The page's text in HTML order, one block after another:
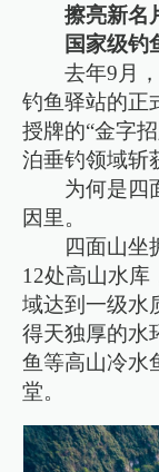
擦亮新名
国家级钓
去年9月
钓鱼驿站的正
授牌的“金字
泊垂钓领域斩
为何是四
因里。
四面山坐
12处高山水库
域达到一级水
得天独厚的水
鱼等高山冷水
堂。